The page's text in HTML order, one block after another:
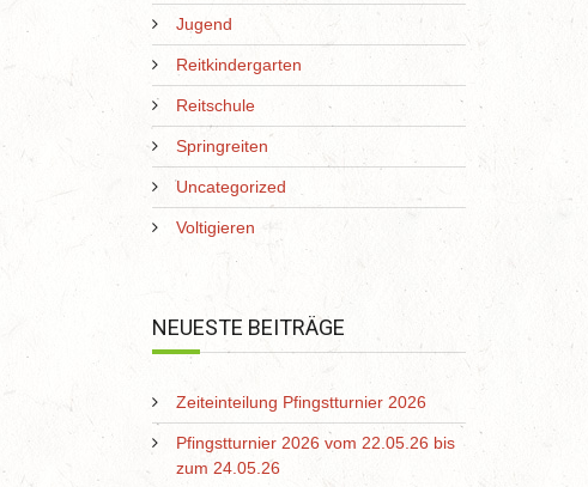
Jugend
Reitkindergarten
Reitschule
Springreiten
Uncategorized
Voltigieren
NEUESTE BEITRÄGE
Zeiteinteilung Pfingstturnier 2026
Pfingstturnier 2026 vom 22.05.26 bis
zum 24.05.26